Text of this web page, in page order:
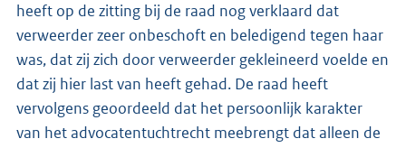
heeft op de zitting bij de raad nog verklaard dat
verweerder zeer onbeschoft en beledigend tegen haar
was, dat zij zich door verweerder gekleineerd voelde en
dat zij hier last van heeft gehad. De raad heeft
vervolgens geoordeeld dat het persoonlijk karakter
van het advocatentuchtrecht meebrengt dat alleen de